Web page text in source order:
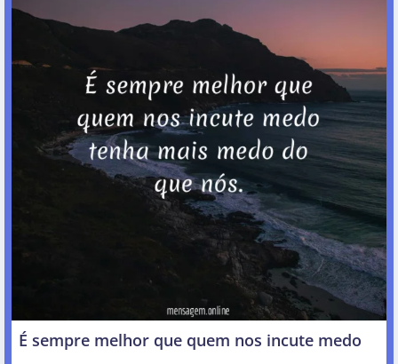
É sempre melhor que quem nos incute medo